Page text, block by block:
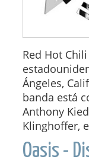
Red Hot
Ángeles,
banda está
Anthony
Klinghoffer,
Oasis -